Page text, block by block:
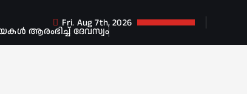
ആരംഭിച്ച് ദേവസ്വം
Fri. Aug 7th, 2026